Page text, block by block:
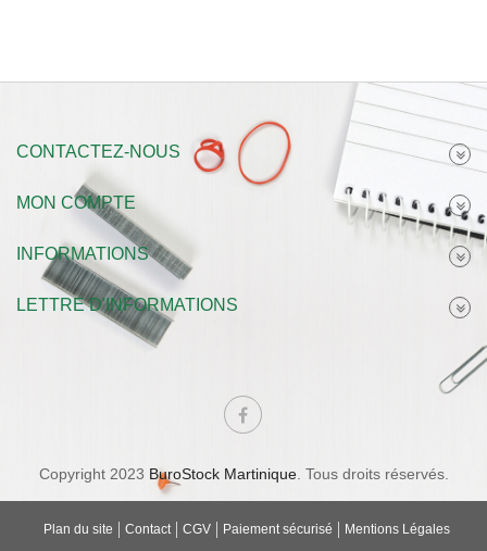
CONTACTEZ-NOUS
MON COMPTE
INFORMATIONS
LETTRE D'INFORMATIONS
Copyright 2023 BuroStock Martinique. Tous droits réservés.
Plan du site Contact CGV Paiement sécurisé Mentions Légales